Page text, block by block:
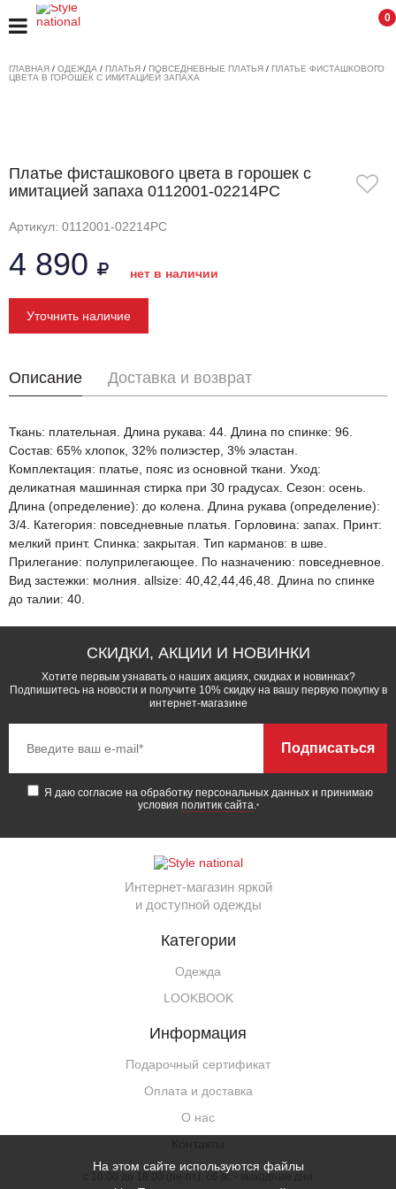
0
ГЛАВНАЯ / ОДЕЖДА / ПЛАТЬЯ / ПОВСЕДНЕВНЫЕ ПЛАТЬЯ / ПЛАТЬЕ ФИСТАШКОВОГО
ЦВЕТА В ГОРОШЕК С ИМИТАЦИЕЙ ЗАПАХА
Платье фисташкового цвета в горошек с
имитацией запаха 0112001-02214PC
Артикул: 0112001-02214PC
4 890 нет в наличии
Уточнить наличие
Описание Доставка и возврат
Ткань: плательная. Длина рукава: 44. Длина по спинке: 96.
Состав: 65% хлопок, 32% полиэстер, 3% эластан.
Комплектация: платье, пояс из основной ткани. Уход:
деликатная машинная стирка при 30 градусах. Сезон: осень.
Длина (определение): до колена. Длина рукава (определение):
3/4. Категория: повседневные платья. Горловина: запах. Принт:
мелкий принт. Спинка: закрытая. Тип карманов: в шве.
Прилегание: полуприлегающее. По назначению: повседневное.
Вид застежки: молния. allsize: 40,42,44,46,48. Длина по спинке
до талии: 40.
СКИДКИ, АКЦИИ И НОВИНКИ
Хотите первым узнавать о наших акциях, скидках и новинках?
Подпишитесь на новости и получите 10% скидку на вашу первую покупку в
интернет-магазине
Я даю согласие на обработку персональных данных и принимаю
условия политик сайта.*
Подписаться
Интернет-магазин яркой
и доступной одежды
Категории
Одежда
LOOKBOOK
Информация
Подарочный сертификат
Оплата и доставка
О нас
c 10:00 до 18:00 (пн-пт), сб-вс - выходные дни
На этом сайте используются файлы